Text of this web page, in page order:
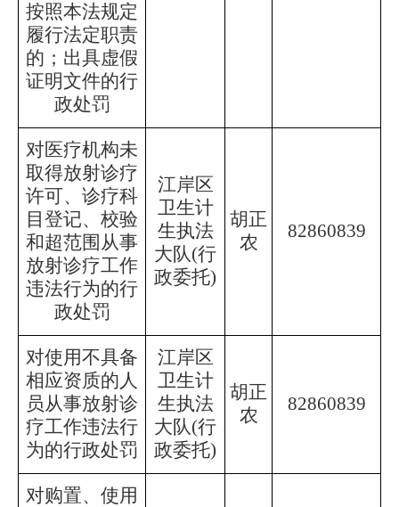
按照本法规定
履行法定职责
的；出具虚假
证明文件的行
政处罚
对医疗机构未
取得放射诊疗
许可、诊疗科
目登记、校验
和超范围从事
放射诊疗工作
违法行为的行
政处罚
江岸区
卫生计
生执法
大队(行
政委托)
胡正
农
82860839
对使用不具备
相应资质的人
员从事放射诊
疗工作违法行
为的行政处罚
江岸区
卫生计
生执法
大队(行
政委托)
胡正
农
82860839
对购置、使用